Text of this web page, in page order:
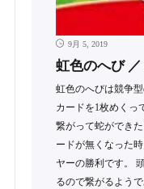
9月 5, 2019
虹色のへび ／
虹色のへびは競争
カードを1枚めくっ
繋がって蛇ができ
ードが無くなった
ヤーの勝利です。
るので繋がるよう